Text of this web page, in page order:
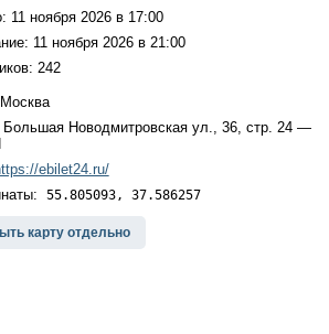
11 ноября 2026 в 17:00
11 ноября 2026 в 21:00
242
Новодмитровская ул., 36, стр. 24 —
ebilet24.ru/
55.805093, 37.586257
карту отдельно